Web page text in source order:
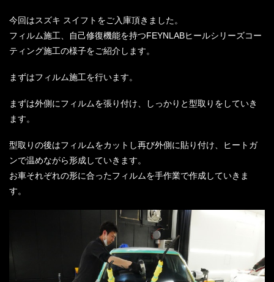
今回はスズキ スイフトをご入庫頂きました。
フィルム施工、自己修復機能を持つFEYNLABヒールシリーズコー
ティング施工の様子をご紹介します。
まずはフィルム施工を行います。
まずは外側にフィルムを張り付け、しっかりと型取りをしていき
ます。
型取りの後はフィルムをカットし再び外側に貼り付け、ヒートガ
ンで温めながら形成していきます。
お車それぞれの形に合ったフィルムを手作業で作成していきま
す。